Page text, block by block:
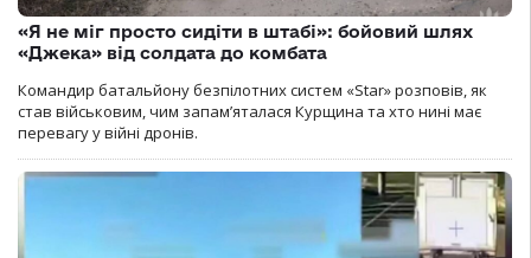
«Я не міг просто сидіти в штабі»: бойовий шлях
«Джека» від солдата до комбата
Командир батальйону безпілотних систем «Star» розповів, як
став військовим, чим запам’яталася Курщина та хто нині має
перевагу у війні дронів.